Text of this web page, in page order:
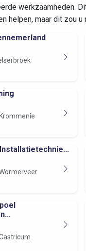
werkzaamheden.
helpen, maar dit zou u